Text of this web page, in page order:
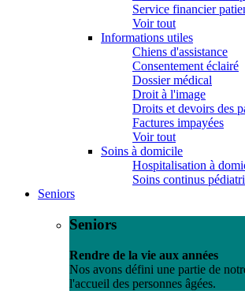
Service financier
Voir tout
Informations utiles
Chiens d'assistance
Consentement éclairé
Dossier médical
Droit à l'image
Droits et devoirs des
Factures impayées
Voir tout
Soins à domicile
Hospitalisation à
Soins continus
Seniors
Seniors
Rendre de la vie aux années
Nos avons défini une partie de
l'accueil des personnes âgées.